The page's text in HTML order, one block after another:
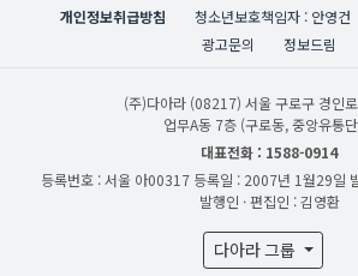
개인정보취급방침
청소년보호책임자 : 안영건
광고문의
정보드림
(주)다아라 (08217) 서울 구로구 경인
업무A동 7층 (구로동, 중앙유통
대표전화 : 1588-0914
등록번호 : 서울 아00317 등록일 : 2007년 1월29일
발행인 · 편집인 : 김영환
다아라 그룹